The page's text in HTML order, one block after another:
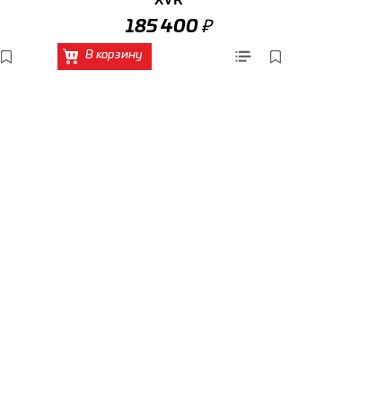
185 400 ₽
В корзину